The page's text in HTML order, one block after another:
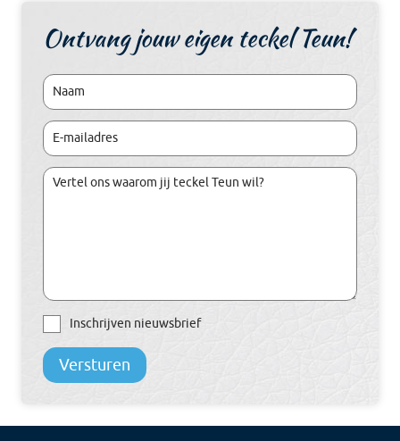
Ontvang jouw eigen teckel Teun!
Inschrijven nieuwsbrief
Versturen